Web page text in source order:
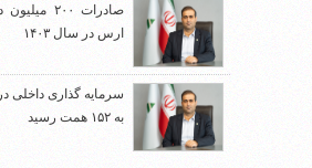
صادرات ۲۰۰
ارس در سال ۱۴۰۳
سرمایه گذاری داخلی
به ۱۵۲ همت رسید